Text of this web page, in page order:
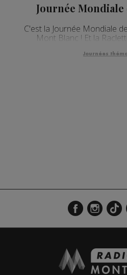
Journée Mondiale
C'est la Journée Mondiale
Mont Blanc ! Et la
Journées